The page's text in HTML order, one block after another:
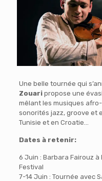
Une belle tournée qui
Zouaripropose une
mêlant les musiques
sonorités jazz, groove et
Tunisie et en Croatie…
Dates à retenir:
6 Juin : Barbara Fairouz
Festival
7-14 Juin : Tournée avec